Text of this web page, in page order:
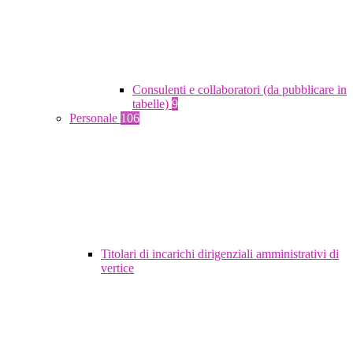
Consulenti e collaboratori (da pubblicare in
tabelle) 9
Personale 106
Titolari di incarichi dirigenziali amministrativi di
vertice